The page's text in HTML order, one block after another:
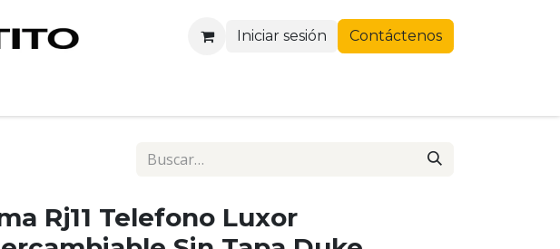
Iniciar sesión Contáctenos
Rj11 Telefono Luxor